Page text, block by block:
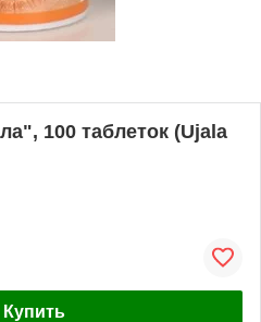
100 таблеток (Ujala
Купить